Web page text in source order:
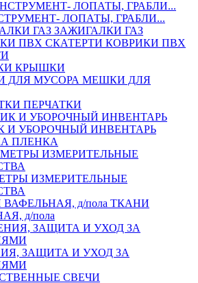
ЛОПАТЫ, ГРАБЛИ...
ЗАЖИГАЛКИ ГАЗ
КОВРИКИ ПВХ
КРЫШКИ
МЕШКИ ДЛЯ
ПЕРЧАТКИ
И УБОРОЧНЫЙ ИНВЕНТАРЬ
ПЛЕНКА
ИЗМЕРИТЕЛЬНЫЕ
ТКАНИ
д/пола
ЗАЩИТА И УХОД ЗА